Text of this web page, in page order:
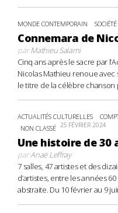
MONDE CONTEMPORAIN SOCIÉTÉ
Connemara de
parMathieu Salami
Cinq ans après le sacre par
Nicolas Mathieu renoue
le titre de la célèbre chanson
ACTUALITÉS CULTURELLES
NON CLASSÉ 25 FÉVRIER 2024
Une histoire de 30
parAnaë Leffray
7 salles, 47 artistes et des
d’artistes, entre les années
abstraite. Du 10 février au 9